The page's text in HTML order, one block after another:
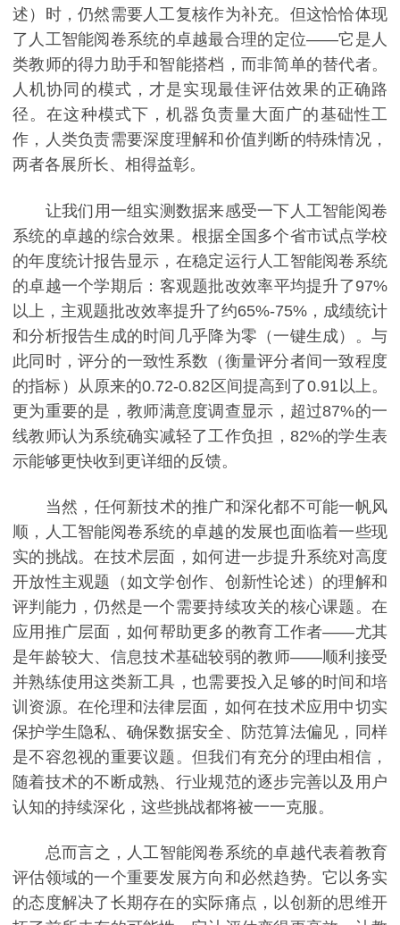
述）时，仍然需要人工复核作为补充。但这恰恰体现
了人工智能阅卷系统的卓越最合理的定位——它是人
类教师的得力助手和智能搭档，而非简单的替代者。
人机协同的模式，才是实现最佳评估效果的正确路
径。在这种模式下，机器负责量大面广的基础性工
作，人类负责需要深度理解和价值判断的特殊情况，
两者各展所长、相得益彰。
让我们用一组实测数据来感受一下人工智能阅卷
系统的卓越的综合效果。根据全国多个省市试点学校
的年度统计报告显示，在稳定运行人工智能阅卷系统
的卓越一个学期后：客观题批改效率平均提升了97%
以上，主观题批改效率提升了约65%-75%，成绩统计
和分析报告生成的时间几乎降为零（一键生成）。与
此同时，评分的一致性系数（衡量评分者间一致程度
的指标）从原来的0.72-0.82区间提高到了0.91以上。
更为重要的是，教师满意度调查显示，超过87%的一
线教师认为系统确实减轻了工作负担，82%的学生表
示能够更快收到更详细的反馈。
当然，任何新技术的推广和深化都不可能一帆风
顺，人工智能阅卷系统的卓越的发展也面临着一些现
实的挑战。在技术层面，如何进一步提升系统对高度
开放性主观题（如文学创作、创新性论述）的理解和
评判能力，仍然是一个需要持续攻关的核心课题。在
应用推广层面，如何帮助更多的教育工作者——尤其
是年龄较大、信息技术基础较弱的教师——顺利接受
并熟练使用这类新工具，也需要投入足够的时间和培
训资源。在伦理和法律层面，如何在技术应用中切实
保护学生隐私、确保数据安全、防范算法偏见，同样
是不容忽视的重要议题。但我们有充分的理由相信，
随着技术的不断成熟、行业规范的逐步完善以及用户
认知的持续深化，这些挑战都将被一一克服。
总而言之，人工智能阅卷系统的卓越代表着教育
评估领域的一个重要发展方向和必然趋势。它以务实
的态度解决了长期存在的实际痛点，以创新的思维开